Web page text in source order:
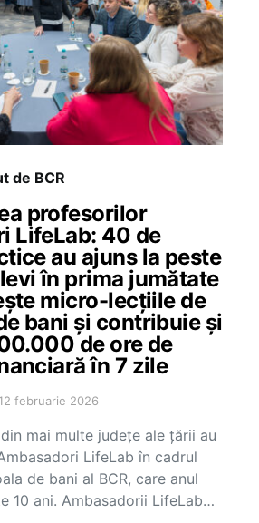
de BCR
profesorilor
LifeLab: 40 de
au ajuns la peste
în prima jumătate
micro-lecțiile de
bani și contribuie și
de ore de
în 7 zile
12 februarie 2026
mai multe județe ale țării au
LifeLab în cadrul
de bani al BCR, care anul
10 ani. Ambasadorii LifeLab…